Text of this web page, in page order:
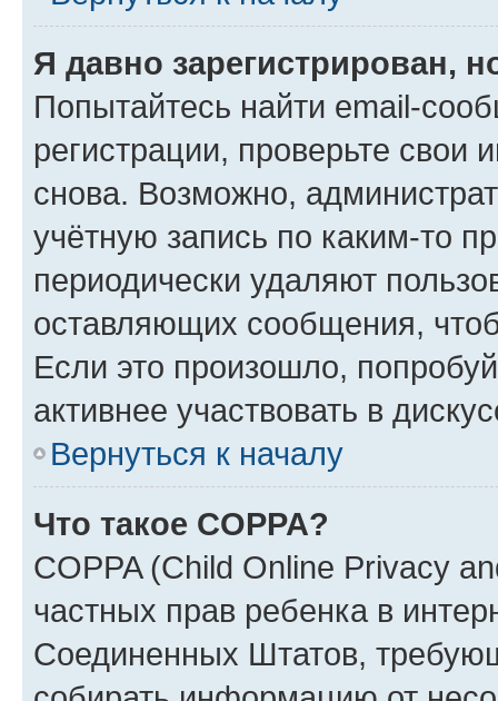
Я давно зарегистрирован,
Попытайтесь найти email-
регистрации, проверьте свои
снова. Возможно,
учётную запись по каким-то
периодически удаляют
оставляющих сообщения,
Если это произошло,
активнее участвовать в
Вернуться к началу
Что такое COPPA?
COPPA (Child Online Privacy
частных прав ребенка в
Соединенных Штатов,